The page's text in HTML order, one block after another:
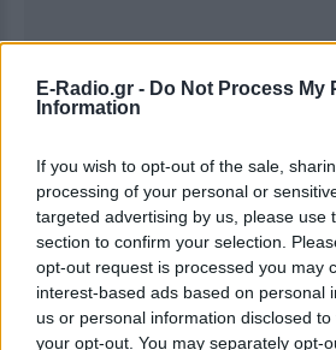
E-Radio.gr - Do Not Process My
Information
If you wish to opt-out of the sale,
processing of your personal or
targeted advertising by us, please use
section to confirm your selection.
opt-out request is processed you may
interest-based ads based on personal
us or personal information disclosed
your opt-out. You may separately opt-
Ακολουθήστε το E-Radio.gr
Εσύ μπήκες στο E-Daily.gr;
και ότι σου κάνει κλικ!
Ακολουθήστε το E-Radio.gr
ΔΙΑΦΗΜΙΣΗ